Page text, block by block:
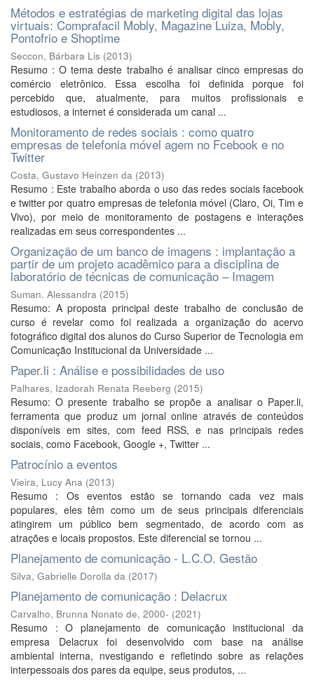
Métodos e estratégias de marketing digital das lojas
virtuais: Comprafacil Mobly, Magazine Luiza, Mobly,
Pontofrio e Shoptime
Seccon, Bárbara Lis (2013)
Resumo : O tema deste trabalho é analisar cinco empresas do
comércio eletrônico. Essa escolha foi definida porque foi
percebido que, atualmente, para muitos profissionais e
estudiosos, a internet é considerada um canal ...
Monitoramento de redes sociais : como quatro
empresas de telefonia móvel agem no Fcebook e no
Twitter
Costa, Gustavo Heinzen da (2013)
Resumo : Este trabalho aborda o uso das redes sociais facebook
e twitter por quatro empresas de telefonia móvel (Claro, Oi, Tim e
Vivo), por meio de monitoramento de postagens e interações
realizadas em seus correspondentes ...
Organização de um banco de imagens : implantação a
partir de um projeto acadêmico para a disciplina de
laboratório de técnicas de comunicação – Imagem
Suman. Alessandra (2015)
Resumo: A proposta principal deste trabalho de conclusão de
curso é revelar como foi realizada a organização do acervo
fotográfico digital dos alunos do Curso Superior de Tecnologia em
Comunicação Institucional da Universidade ...
Paper.li : Análise e possibilidades de uso
Palhares, Izadorah Renata Reeberg (2015)
Resumo: O presente trabalho se propõe a analisar o Paper.li,
ferramenta que produz um jornal online através de conteúdos
disponíveis em sites, com feed RSS, e nas principais redes
sociais, como Facebook, Google +, Twitter ...
Patrocínio a eventos
Vieira, Lucy Ana (2013)
Resumo : Os eventos estão se tornando cada vez mais
populares, eles têm como um de seus principais diferenciais
atingirem um público bem segmentado, de acordo com as
atrações e locais propostos. Este diferencial se tornou ...
Planejamento de comunicação - L.C.O. Gestão
Silva, Gabrielle Dorolla da (2017)
Planejamento de comunicação : Delacrux
Carvalho, Brunna Nonato de, 2000- (2021)
Resumo : O planejamento de comunicação institucional da
empresa Delacrux foi desenvolvido com base na análise
ambiental interna, nvestigando e refletindo sobre as relações
interpessoais dos pares da equipe, seus produtos, ...